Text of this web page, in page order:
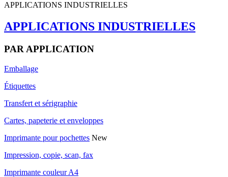
APPLICATIONS INDUSTRIELLES
APPLICATIONS INDUSTRIELLES
PAR APPLICATION
Emballage
Étiquettes
Transfert et sérigraphie
Cartes, papeterie et enveloppes
Imprimante pour pochettes New
Impression, copie, scan, fax
Imprimante couleur A4